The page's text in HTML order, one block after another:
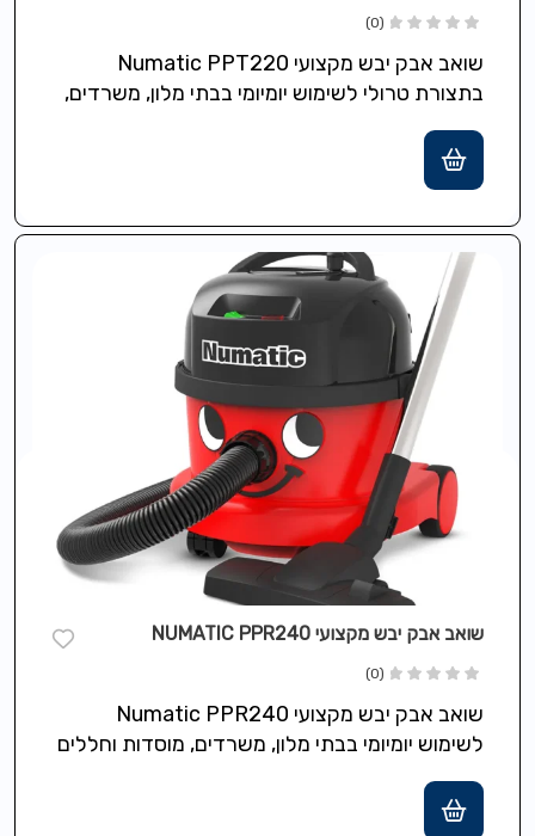
(0)
שואב אבק יבש מקצועי Numatic PPT220
בתצורת טרולי לשימוש יומיומי בבתי מלון, משרדים,
שואב אבק יבש מקצועי NUMATIC PPR240
(0)
שואב אבק יבש מקצועי Numatic PPR240
לשימוש יומיומי בבתי מלון, משרדים, מוסדות וחללים